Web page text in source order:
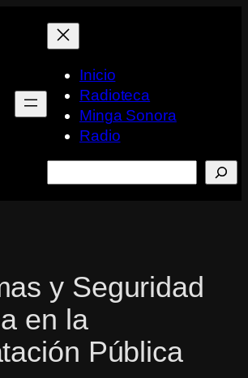
Inicio
Radioteca
Minga Sonora
Radio
y Seguridad
en la
Pública